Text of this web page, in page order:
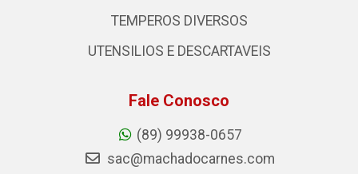
TEMPEROS DIVERSOS
UTENSILIOS E DESCARTAVEIS
Fale Conosco
(89) 99938-0657
sac@machadocarnes.com